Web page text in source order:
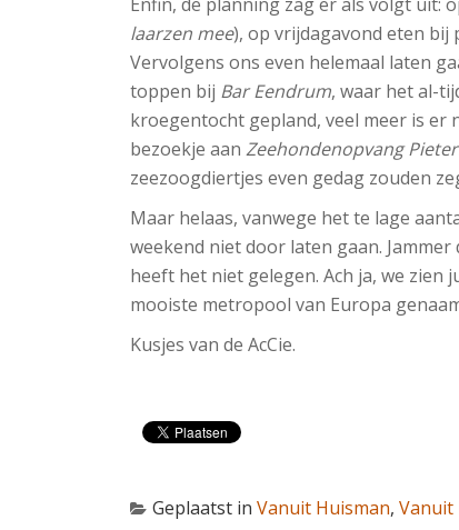
laarzen mee), op vrijdagavond eten bij
Vervolgens ons even helemaal laten
toppen bij Bar Eendrum, waar het al-
kroegentocht gepland, veel meer is er
bezoekje aan Zeehondenopvang
zeezoogdiertjes even gedag zouden
Maar helaas, vanwege het te lage
weekend niet door laten gaan.
heeft het niet gelegen. Ach ja, we zien
mooiste metropool van Europa
Kusjes van de AcCie.
Geplaatst in Vanuit Huisman, Vanuit